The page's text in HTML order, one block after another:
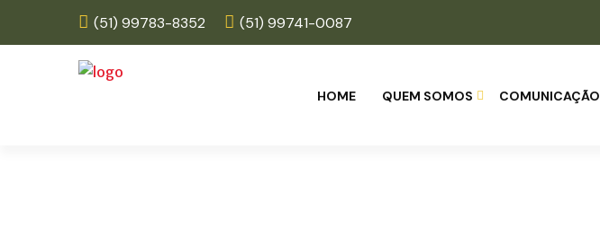
(51) 99783-8352 (51) 99741-0087
HOME QUEM SOMOS COMUNICAÇÃO